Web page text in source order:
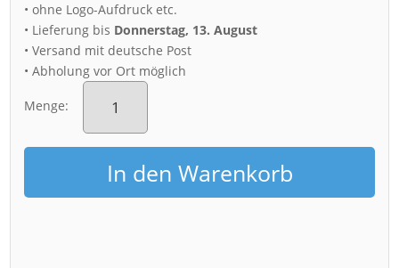
• ohne Logo-Aufdruck etc.
• Lieferung bis Donnerstag, 13. August
• Versand mit deutsche Post
• Abholung vor Ort möglich
Menge:
Fotoabzug
(00340)
Eckberg
im
Herbst
MengeIn den Warenkorb